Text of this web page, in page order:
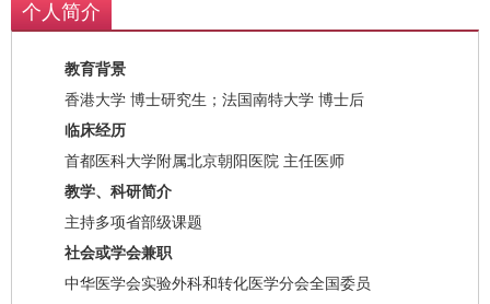
个人简介
教育背景
香港大学 博士研究生；法国南特大学 博士后
临床经历
首都医科大学附属北京朝阳医院 主任医师
教学、科研简介
主持多项省部级课题
社会或学会兼职
中华医学会实验外科和转化医学分会全国委员